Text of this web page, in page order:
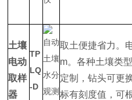
土壤
电动
取样
器
TP
LQ
-D
取土便捷省力。
m。各种土壤类
定制，钻头可更
标有刻度值，可